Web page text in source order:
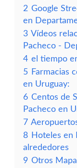
2 Google
en
3 Vídeos
Pacheco -
4 el tiempo
5 Farmacias
en Uruguay:
6 Centos de
Pacheco en
7
8 Hoteles en
alrededores
9 Otros